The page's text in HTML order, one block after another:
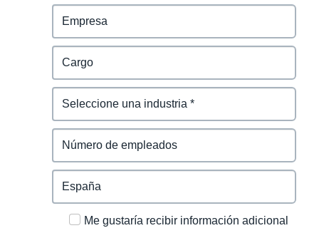
Me gustaría recibir información adicional